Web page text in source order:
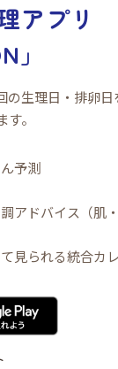
アプリ
」
の生理日・排卵
。
予測
アドバイス（肌・
見られる統合カ